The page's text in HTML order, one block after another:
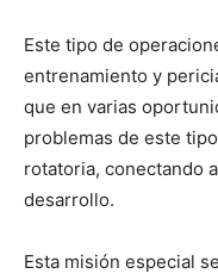
Este tipo de
entrenamiento y
que en varias
problemas de este
rotatoria, conectando
desarrollo.
Esta misión especial